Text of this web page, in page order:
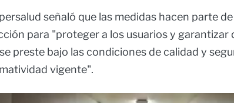
señaló que las medidas hacen parte
para "proteger a los usuarios y garantizar
preste bajo las condiciones de calidad y
vigente".